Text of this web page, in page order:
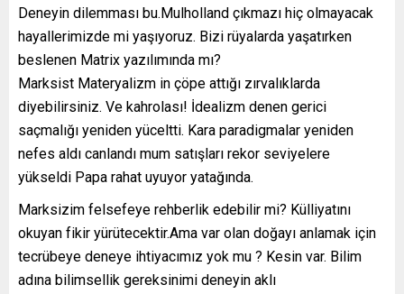
Deneyin dilemması bu.Mulholland çıkmazı hiç olmayacak
hayallerimizde mi yaşıyoruz. Bizi rüyalarda yaşatırken
beslenen Matrix yazılımında mı?
Marksist Materyalizm in çöpe attığı zırvalıklarda
diyebilirsiniz. Ve kahrolası! İdealizm denen gerici
saçmalığı yeniden yüceltti. Kara paradigmalar yeniden
nefes aldı canlandı mum satışları rekor seviyelere
yükseldi Papa rahat uyuyor yatağında.
Marksizim felsefeye rehberlik edebilir mi? Külliyatını
okuyan fikir yürütecektir.Ama var olan doğayı anlamak için
tecrübeye deneye ihtiyacımız yok mu ? Kesin var. Bilim
adına bilimsellik gereksinimi deneyin aklı